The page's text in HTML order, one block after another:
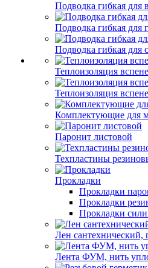
Подводка гибкая для
Подводка гибкая для
Подводка гибкая для
Теплоизоляция
Теплоизоляция
Комплектующие для
Паронит листовой
Техпластины
Прокладки
Прокладки
Прокладки
Прокладки
Лен сантехнический,
Лента ФУМ, нить